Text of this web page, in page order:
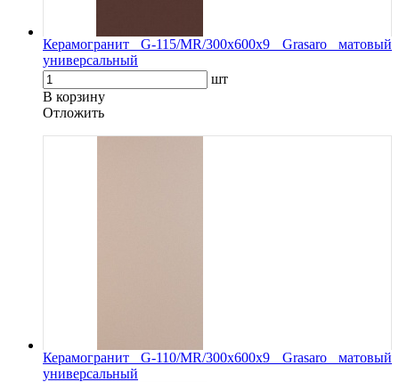
Керамогранит G-115/MR/300x600x9 Grasaro матовый
универсальный
шт
В корзину
Oтложить
Керамогранит G-110/MR/300x600x9 Grasaro матовый
универсальный